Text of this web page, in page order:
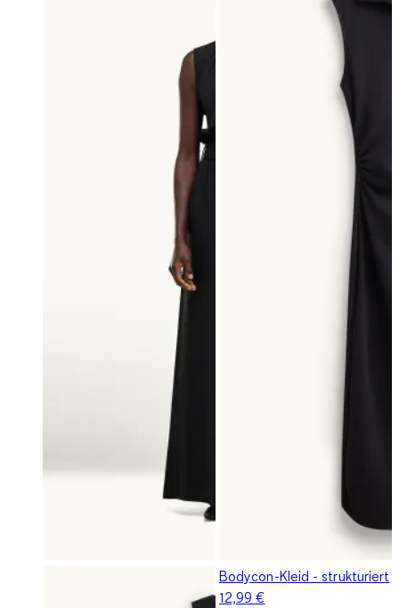
Bodycon-Kleid - strukturiert
12,99 €